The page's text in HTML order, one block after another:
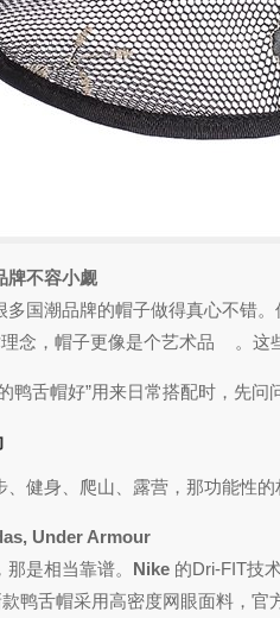
牌不容小觑
多国潮品牌的帽子做得真心不错。
念，帽子更像是个艺术品 。这
鸭舌帽好”用来日常搭配时，先
健身、爬山、露营，那功能性
Under Armour
是相当靠谱。 Nike 的Dri-FIT技术
款鸭舌帽采用高密度网眼面料，